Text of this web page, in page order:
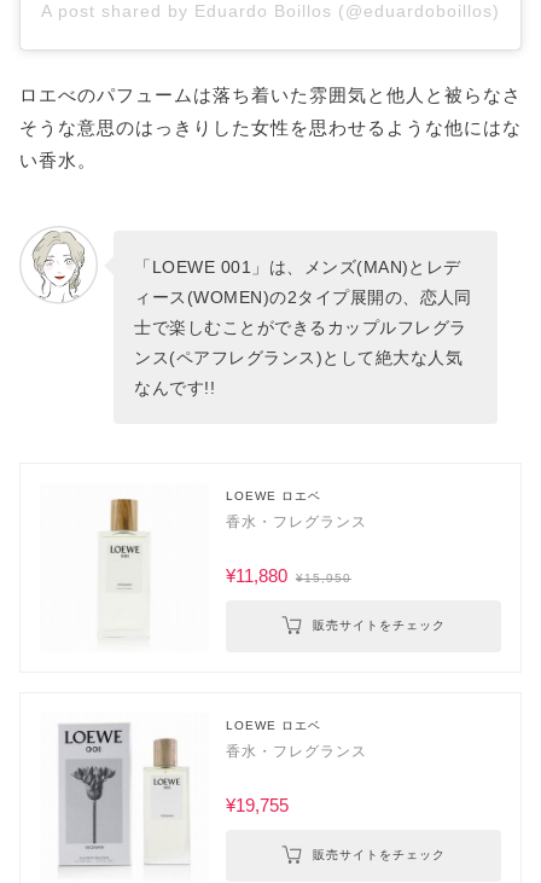
A post shared by Eduardo Boillos (@eduardoboillos)
ロエべのパフュームは落ち着いた雰囲気と他人と被らなさ
そうな意思のはっきりした女性を思わせるような他にはな
い香水。
「LOEWE 001」は、メンズ(MAN)とレデ
ィース(WOMEN)の2タイプ展開の、恋人同
士で楽しむことができるカップルフレグラ
ンス(ペアフレグランス)として絶大な人気
なんです!!
LOEWE ロエベ
香水・フレグランス
¥11,880 ¥15,950
販売サイトをチェック
LOEWE ロエベ
香水・フレグランス
¥19,755
販売サイトをチェック